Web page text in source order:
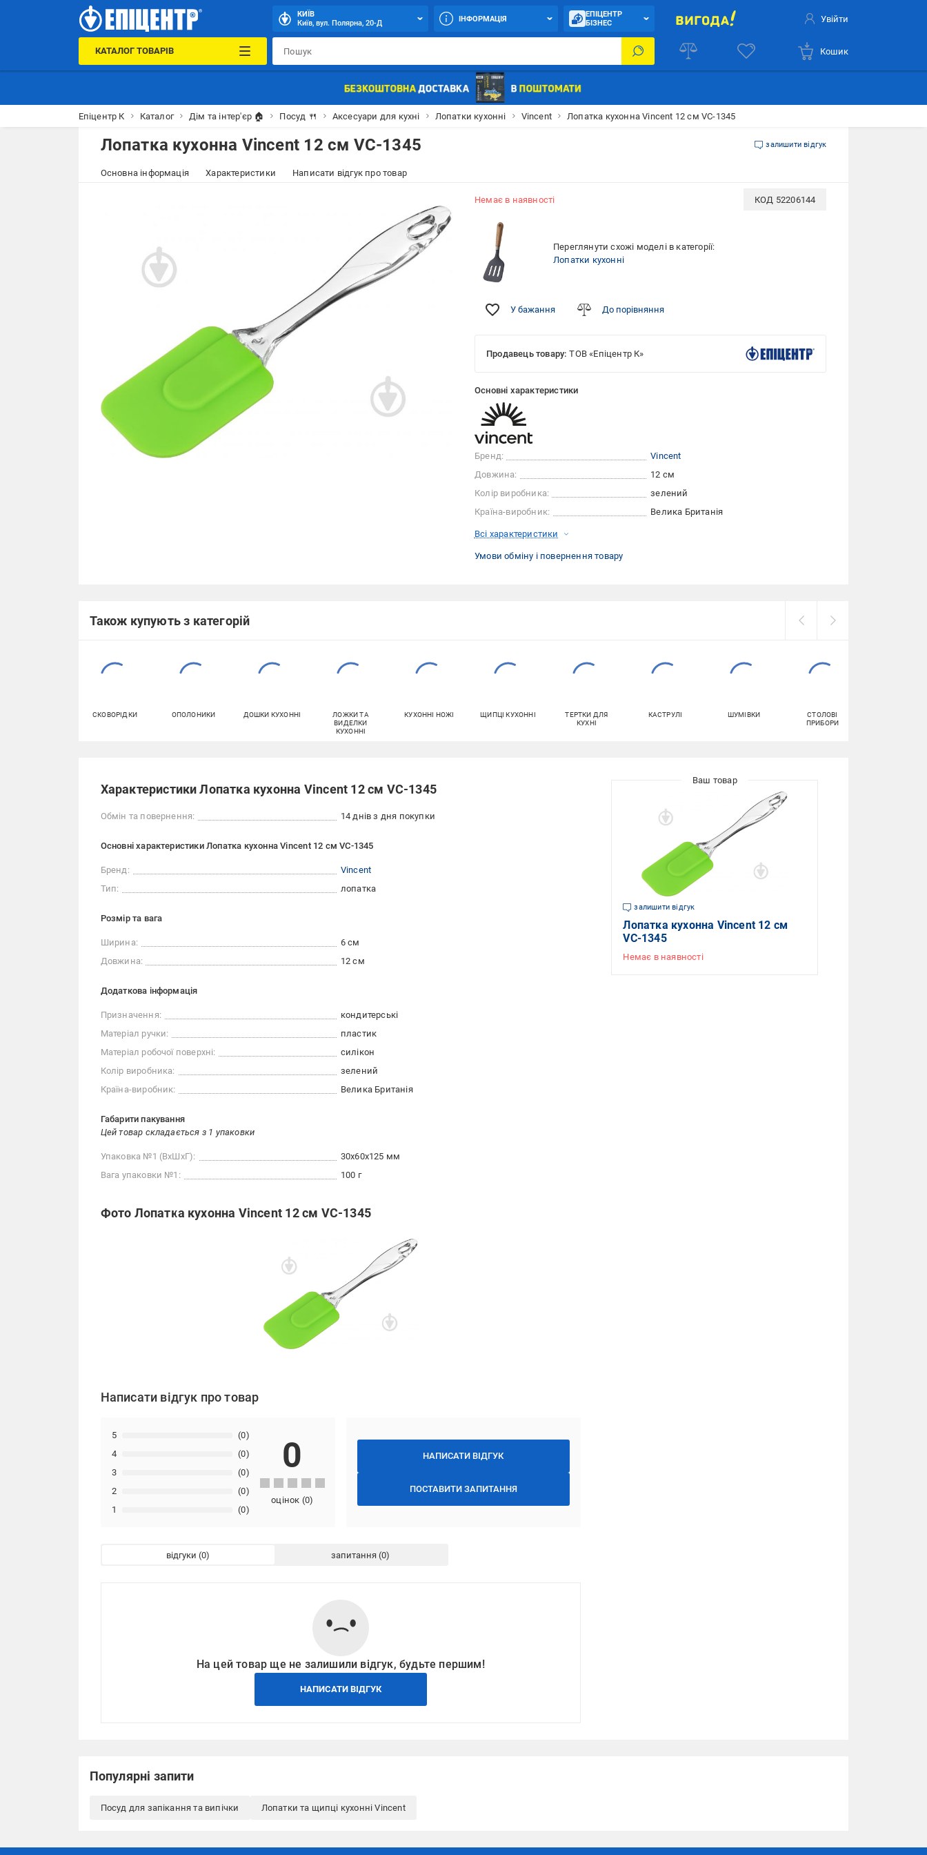
КИЇВ
Київ, вул. Полярна, 20-Д
ІНФОРМАЦІЯ
ЕПІЦЕНТР
БІЗНЕС
Увійти
КАТАЛОГ ТОВАРІВ Кошик
Епіцентр К Каталог Дім та інтер'єр 🏠 Посуд 🍴 Аксесуари для кухні Лопатки кухонні Vincent Лопатка кухонна Vincent 12 см VC-1345
Лопатка кухонна Vincent 12 см VC-1345 залишити відгук
Основна інформація Характеристики Написати відгук про товар
Немає в наявності КОД 52206144
Переглянути схожі моделі в категорії:
Лопатки кухонні
У бажання До порівняння
Продавець товару: ТОВ «Епіцентр К»
Основні характеристики
Бренд:
Vincent
Довжина:
12 см
Колір виробника:
зелений
Країна-виробник:
Велика Британія
Всі характеристики
Умови обміну і повернення товару
Також купують з категорій
СКОВОРІДКИ ОПОЛОНИКИ ДОШКИ КУХОННІ
ЛОЖКИ ТА
ВИДЕЛКИ
КУХОННІ
КУХОННІ НОЖІ ЩИПЦІ КУХОННІ
ТЕРТКИ ДЛЯ
КУХНІ
КАСТРУЛІ ШУМІВКИ
СТОЛОВІ
ПРИБОРИ
Характеристики Лопатка кухонна Vincent 12 см VC-1345
Обмін та повернення: 14 днів з дня покупки
Основні характеристики Лопатка кухонна Vincent 12 см VC-1345
Бренд:
Vincent
Тип:
лопатка
Розмір та вага
Ширина:
6 см
Довжина:
12 см
Додаткова інформація
Призначення:
кондитерські
Матеріал ручки:
пластик
Матеріал робочої поверхні:
силікон
Колір виробника:
зелений
Країна-виробник:
Велика Британія
Габарити пакування
Цей товар складається з 1 упаковки
Упаковка №1 (ВхШхГ):
30x60x125 мм
Вага упаковки №1:
100 г
Фото Лопатка кухонна Vincent 12 см VC-1345
Написати відгук про товар
НАПИСАТИ ВІДГУК
ПОСТАВИТИ ЗАПИТАННЯ
1 (0)
2 (0)
3 (0)
4 (0)
5 (0)
0
оцінок (0)
відгуки запитання
На цей товар ще не залишили відгук, будьте першим!
НАПИСАТИ ВІДГУК
залишити відгук
Лопатка кухонна Vincent 12 см
VC-1345
Немає в наявності
Популярні запити
Посуд для запікання та випічки Лопатки та щипці кухонні Vincent